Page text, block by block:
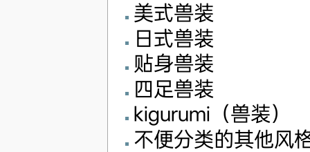
美式兽装
日式兽装
贴身兽装
四足兽装
kigurumi（兽装）
不便分类的其他风